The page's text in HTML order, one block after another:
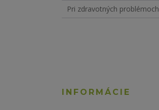
Pri zdravotných problémoch
INFORMÁCIE